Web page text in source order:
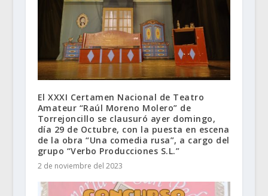
El XXXI Certamen Nacional de Teatro
Amateur “Raúl Moreno Molero” de
Torrejoncillo se clausuró ayer domingo,
día 29 de Octubre, con la puesta en escena
de la obra “Una comedia rusa”, a cargo del
grupo “Verbo Producciones S.L.”
2 de noviembre del 2023